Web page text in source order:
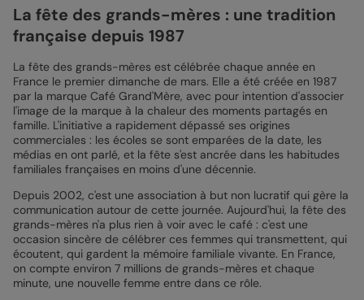
La fête des grands-mères : une tradition
française depuis 1987
La fête des grands-mères est célébrée chaque année en
France le premier dimanche de mars. Elle a été créée en 1987
par la marque Café Grand'Mère, avec pour intention d'associer
l'image de la marque à la chaleur des moments partagés en
famille. L'initiative a rapidement dépassé ses origines
commerciales : les écoles se sont emparées de la date, les
médias en ont parlé, et la fête s'est ancrée dans les habitudes
familiales françaises en moins d'une décennie.
Depuis 2002, c'est une association à but non lucratif qui gère la
communication autour de cette journée. Aujourd'hui, la fête des
grands-mères n'a plus rien à voir avec le café : c'est une
occasion sincère de célébrer ces femmes qui transmettent, qui
écoutent, qui gardent la mémoire familiale vivante. En France,
on compte environ 7 millions de grands-mères et chaque
minute, une nouvelle femme entre dans ce rôle.